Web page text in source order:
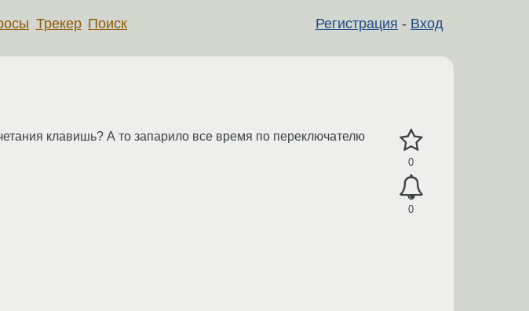
Регистрация - Вход
Трекер Поиск
0
0
клавишь? А то запарило все время по переключателю